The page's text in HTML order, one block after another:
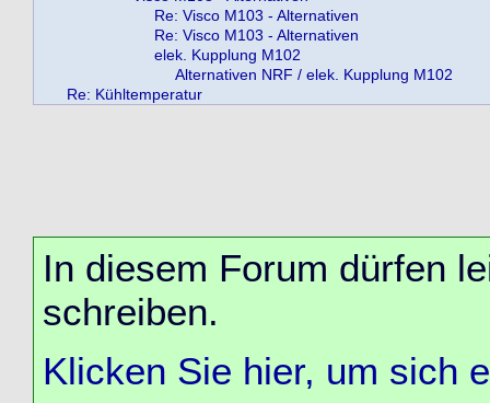
Re: Visco M103 - Alternativen
Re: Visco M103 - Alternativen
elek. Kupplung M102
Alternativen NRF / elek. Kupplung M102
Re: Kühltemperatur
In diesem Forum dürfen
schreiben.
Klicken Sie hier, um sich